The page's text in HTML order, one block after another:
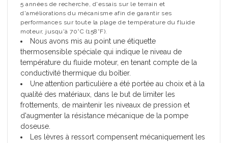
5 années de recherche, d'essais sur le terrain et
d'améliorations du mécanisme afin de garantir ses
performances sur toute la plage de température du fluide
moteur, jusqu'à 70°C (158°F).
Nous avons mis au point une étiquette
thermosensible spéciale qui indique le niveau de
température du fluide moteur, en tenant compte de la
conductivité thermique du boîtier.
Une attention particulière a été portée au choix et à la
qualité des matériaux, dans le but de limiter les
frottements, de maintenir les niveaux de pression et
d'augmenter la résistance mécanique de la pompe
doseuse.
Les lèvres à ressort compensent mécaniquement les